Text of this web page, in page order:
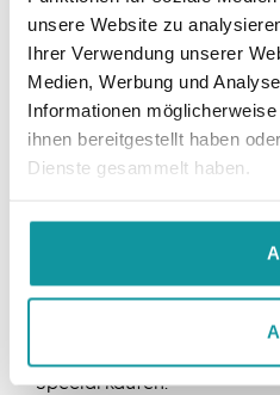
unsere Website zu
Ihrer Verwendung unserer
Medien, Werbung und
Informationen
ihnen bereitgestellt haben
Dienste gesammelt haben.
Mehr erfahren?
Klicken Sie hier, wenn Sie
unseren Dreumex Special
oder kontaktieren Sie
Kontaktformular
oder
*Getestet von Dreumex im
Automobilindustrie und
Special kaufen.